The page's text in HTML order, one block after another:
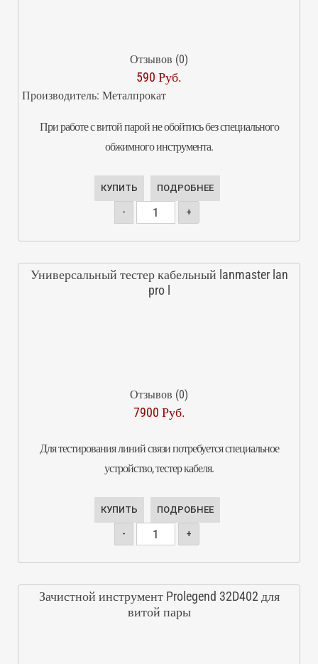
Отзывов (0)
590 Руб.
Производитель: Металпрокат
При работе с витой парой не обойтись без специального
обжимного инструмента.
КУПИТЬ ПОДРОБНЕЕ
- +
Универсальный тестер кабельный lanmaster lan
pro l
Отзывов (0)
7900 Руб.
Для тестирования линий связи потребуется специальное
устройство, тестер кабеля.
КУПИТЬ ПОДРОБНЕЕ
- +
Зачистной инструмент Prolegend 32D402 для
витой пары